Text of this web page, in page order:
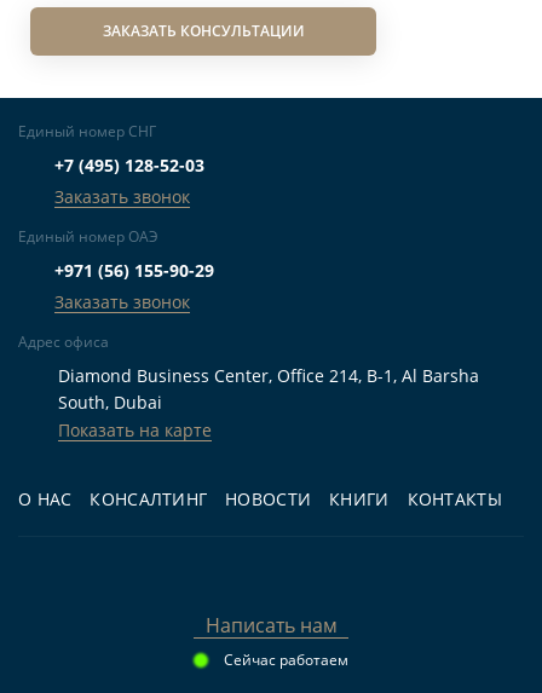
ЗАКАЗАТЬ КОНСУЛЬТАЦИИ
О НАС КОНСАЛТИНГ НОВОСТИ КНИГИ КОНТАКТЫ
Единый номер СНГ
+7 (495) 128-52-03
Заказать звонок
Единый номер ОАЭ
+971 (56) 155-90-29
Заказать звонок
Адрес офиса
Diamond Business Center, Office 214, B-1, Al Barsha
South, Dubai
Показать на карте
Написать нам
Сейчас работаем